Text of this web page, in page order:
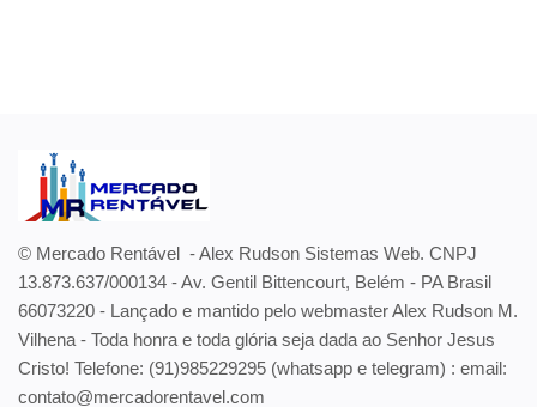
© Mercado Rentável - Alex Rudson Sistemas Web. CNPJ
13.873.637/000134 - Av. Gentil Bittencourt, Belém - PA Brasil
66073220 - Lançado e mantido pelo webmaster Alex Rudson M.
Vilhena - Toda honra e toda glória seja dada ao Senhor Jesus
Cristo! Telefone: (91)985229295 (whatsapp e telegram) : email:
contato@mercadorentavel.com